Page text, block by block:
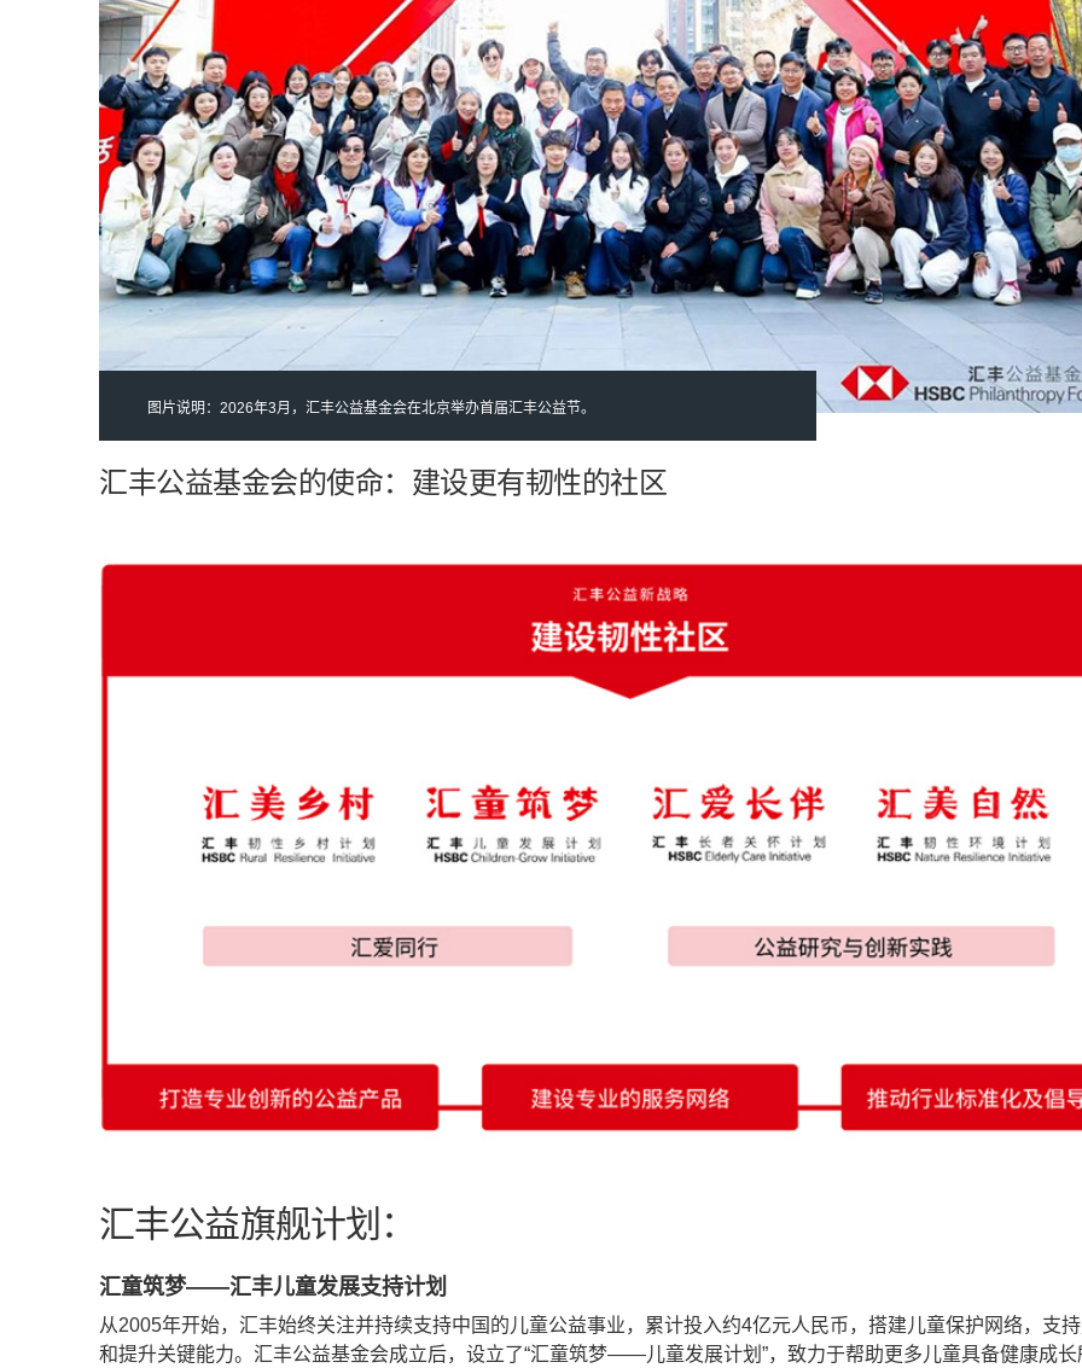
图片说明：2026年3月，汇丰公益基金会在北京举办首届汇丰公益节。
汇丰公益基金会的使命：建设更有韧性的社区
汇丰公益旗舰计划：
汇童筑梦——汇丰儿童发展支持计划
从2005年开始，汇丰始终关注并持续支持中国的儿童公益事业，累计投入约4亿元人民币，搭建儿童保护网络，支
和提升关键能力。汇丰公益基金会成立后，设立了“汇童筑梦——儿童发展计划”，致力于帮助更多儿童具备健康成长